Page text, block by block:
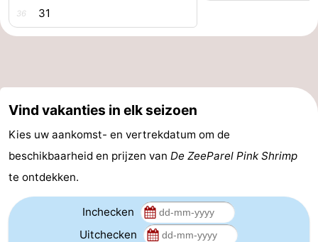
Leiden
Bollenstreek
Hollands
Duin
Noordwijk
Katwijk
-
Den
-
36 31
Vind vakanties in elk seizoen
Kies uw aankomst- en vertrekdatum om de
beschikbaarheid en prijzen van De ZeeParel Pink Shrimp
te ontdekken.
Inchecken
Uitchecken